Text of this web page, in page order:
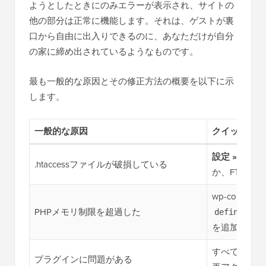
ようとしたときにのみエラーが表示され、サイトの
他の部分は正常に機能します。それは、ゲストが裏
口から自由に出入りできるのに、あなただけが自分
の家に締め出されているようなものです。
最も一般的な原因とその修正方法の概要を以下に示
します。
一般的な原因 クイックフ
.htaccessファイルが破損している
設定 » パー
か、FTPで
PHPメモリ制限を超過した
wp-
を追加する
プラグインに問題がある
すべてのプ